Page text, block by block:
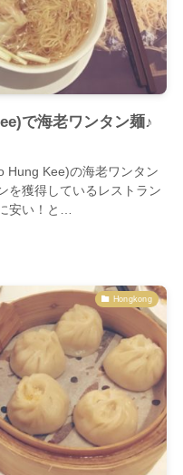
で海老ワンタン麺♪
Hung Kee)の海老ワンタン
を獲得しているレストラン
安い！と…
Hongkong